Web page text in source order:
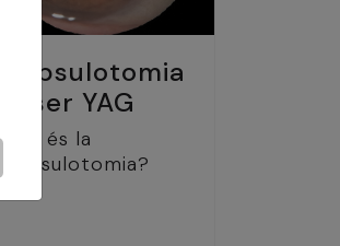
Capsulotomia
Làser YAG
Què és la
Capsulotomia?